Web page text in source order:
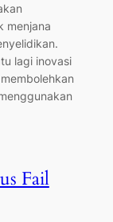
menjana
lagi inovasi
Fail